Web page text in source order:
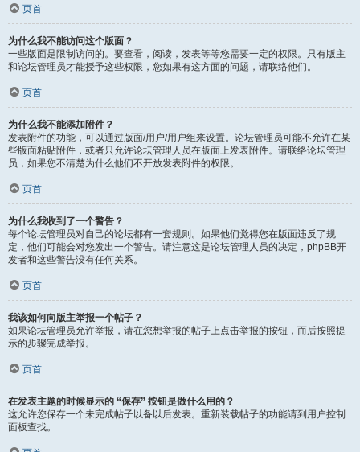
页首
为什么我不能访问这个版面？
一些版面是限制访问的。要查看，阅读，发表等等您需要一定的权限。只有版主
和论坛管理员才能授予这些权限，您如果有这方面的问题，请联络他们。
页首
为什么我不能添加附件？
发表附件的功能，可以通过版面/用户/用户组来设置。论坛管理员可能不允许在某
些版面粘贴附件，或者只允许论坛管理人员在版面上发表附件。请联络论坛管理
员，如果您不清楚为什么他们不开放发表附件的权限。
页首
为什么我收到了一个警告？
每个论坛管理员对自己的论坛都有一套规则。如果他们觉得您在版面违反了规
定，他们可能会对您发出一个警告。请注意这是论坛管理人员的决定，phpBB开
发者和这些警告没有任何关系。
页首
我该如何向版主举报一个帖子？
如果论坛管理员允许举报，请在您想举报的帖子上点击举报的按钮，而后按照提
示的步骤完成举报。
页首
在发表主题的时候显示的 “保存” 按钮是做什么用的？
这允许您保存一个未完成帖子以备以后发表。重新装载帖子的功能请到用户控制
面板查找。